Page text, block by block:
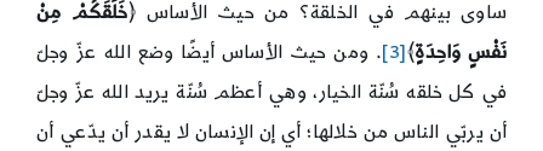
ساوى بينهم في الخلقة؟ من حيث الأساس ﴿خَلَقَكُمْ مِنْ
نَفْسٍ وَاحِدَةٍ﴾ [3]
. ومن حيث الأساس أيضًا وضع الله عزّ وجلّ
في كل خلقه سُنّة الخيار، وهي أعظم سُنّة يريد الله عزّ وجلّ
أن يربّي الناس من خلالها؛ أي إن الإنسان لا يقدر أن يدّعي أن